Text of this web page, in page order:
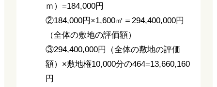
ｍ）=184,000円
②184,000円×1,600㎡＝294,400,000円
（全体の敷地の評価額）
③294,400,000円（全体の敷地の評価
額）×敷地権10,000分の464=13,660,160
円